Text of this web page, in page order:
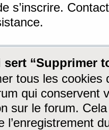
s’inscrire.
sert “Supprimer
tous les cookies
qui conservent
sur le forum.
l’enregistrement